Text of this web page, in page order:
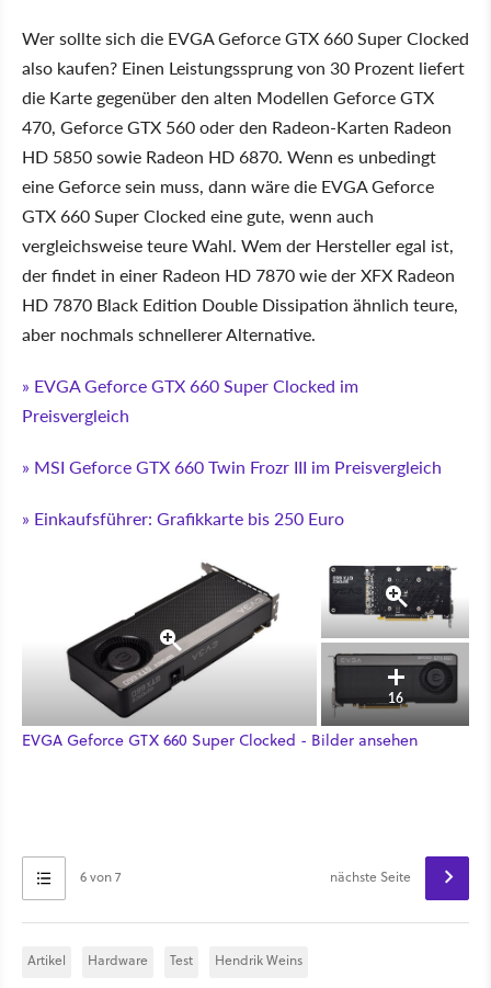
Wer sollte sich die EVGA Geforce GTX 660 Super Clocked
also kaufen? Einen Leistungssprung von 30 Prozent liefert
die Karte gegenüber den alten Modellen Geforce GTX
470, Geforce GTX 560 oder den Radeon-Karten Radeon
HD 5850 sowie Radeon HD 6870. Wenn es unbedingt
eine Geforce sein muss, dann wäre die EVGA Geforce
GTX 660 Super Clocked eine gute, wenn auch
vergleichsweise teure Wahl. Wem der Hersteller egal ist,
der findet in einer Radeon HD 7870 wie der XFX Radeon
HD 7870 Black Edition Double Dissipation ähnlich teure,
aber nochmals schnellerer Alternative.
» EVGA Geforce GTX 660 Super Clocked im
Preisvergleich
» MSI Geforce GTX 660 Twin Frozr III im Preisvergleich
» Einkaufsführer: Grafikkarte bis 250 Euro
16
EVGA Geforce GTX 660 Super Clocked - Bilder ansehen
6 von 7 nächste Seite
Artikel Hardware Test Hendrik Weins